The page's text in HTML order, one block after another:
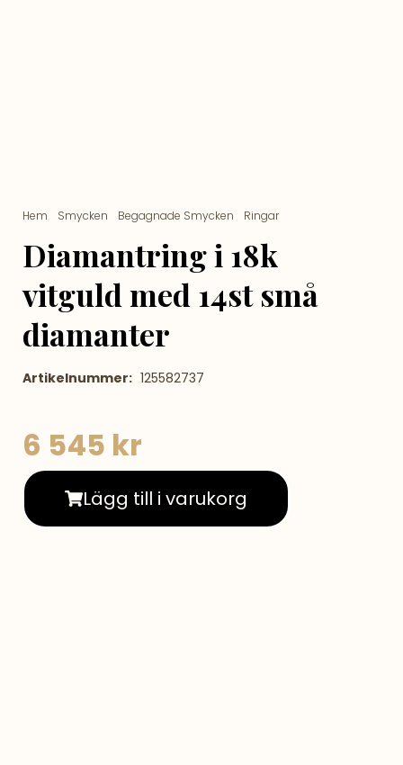
Hem Smycken Begagnade Smycken Ringar/ Diamantring i 18k
Diamantring i 18k
vitguld med 14st små
diamanter
Artikelnummer: 125582737
6 545 kr
Lägg till i varukorg